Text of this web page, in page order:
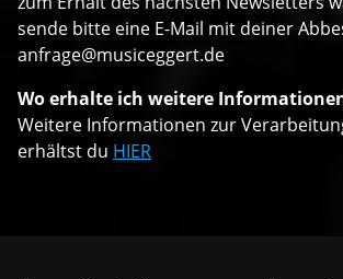
sende bitte eine E-Mail mit deiner
anfrage@musiceggert.de
Wo erhalte ich weitere
Weitere Informationen zur
erhältst du HIER